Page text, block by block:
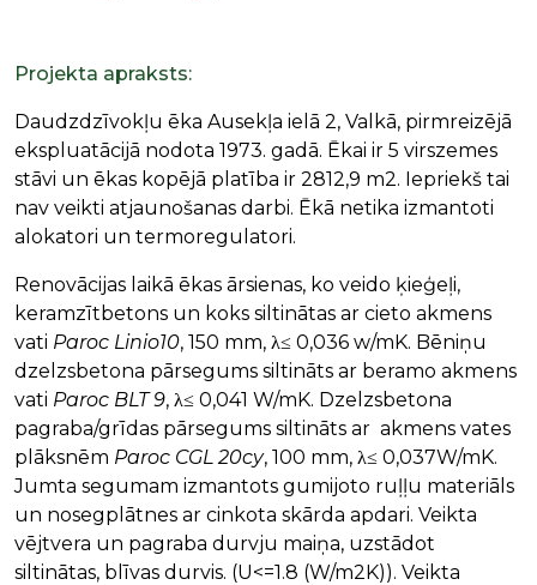
Projekta apraksts:
Daudzdzīvokļu ēka Ausekļa ielā 2, Valkā, pirmreizējā
ekspluatācijā nodota 1973. gadā. Ēkai ir 5 virszemes
stāvi un ēkas kopējā platība ir 2812,9 m2. Iepriekš tai
nav veikti atjaunošanas darbi. Ēkā netika izmantoti
alokatori un termoregulatori.
Renovācijas laikā ēkas ārsienas, ko veido ķieģeļi,
keramzītbetons un koks siltinātas ar cieto akmens
vati Paroc Linio10, 150 mm, λ≤ 0,036 w/mK. Bēniņu
dzelzsbetona pārsegums siltināts ar beramo akmens
vati Paroc BLT 9, λ≤ 0,041 W/mK. Dzelzsbetona
pagraba/grīdas pārsegums siltināts ar akmens vates
plāksnēm Paroc CGL 20cy, 100 mm, λ≤ 0,037W/mK.
Jumta segumam izmantots gumijoto ruļļu materiāls
un nosegplātnes ar cinkota skārda apdari. Veikta
vējtvera un pagraba durvju maiņa, uzstādot
siltinātas, blīvas durvis. (U<=1.8 (W/m2K)). Veikta